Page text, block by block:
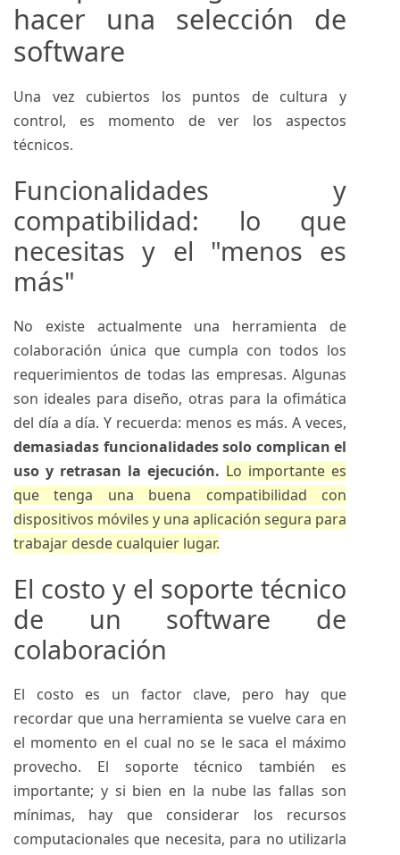
hacer una selección de
software
Una vez cubiertos los puntos de cultura y
control, es momento de ver los aspectos
técnicos.
Funcionalidades y
compatibilidad: lo que
necesitas y el "menos es
más"
No existe actualmente una herramienta de
colaboración única que cumpla con todos los
requerimientos de todas las empresas. Algunas
son ideales para diseño, otras para la ofimática
del día a día. Y recuerda: menos es más. A veces,
demasiadas funcionalidades solo complican el
uso y retrasan la ejecución. Lo importante es
que tenga una buena compatibilidad con
dispositivos móviles y una aplicación segura para
trabajar desde cualquier lugar.
El costo y el soporte técnico
de un software de
colaboración
El costo es un factor clave, pero hay que
recordar que una herramienta se vuelve cara en
el momento en el cual no se le saca el máximo
provecho. El soporte técnico también es
importante; y si bien en la nube las fallas son
mínimas, hay que considerar los recursos
computacionales que necesita, para no utilizarla